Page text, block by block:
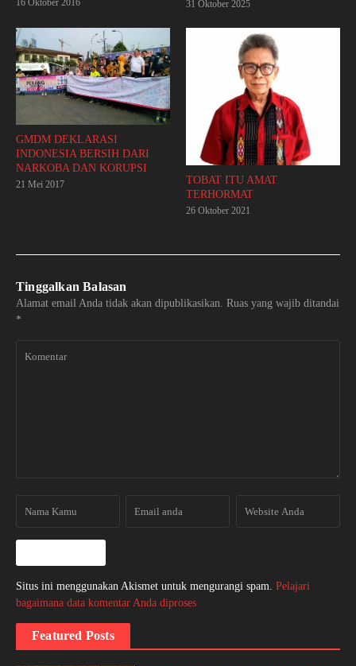
31 Oktober 2025
GMDM DEKLARASI
INDONESIA BERSIH DARI
NARKOBA DAN KORUPSI
21 Mei 2017
TOBAT ITU AMAT
TERHORMAT
26 Oktober 2021
Tinggalkan Balasan
Alamat email Anda tidak akan dipublikasikan. Ruas yang wajib ditandai
*
Situs ini menggunakan Akismet untuk mengurangi spam. Pelajari
bagaimana data komentar Anda diproses
Featured Posts